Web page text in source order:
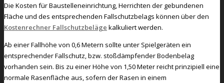
Die Kosten für Baustelleneinrichtung, Herrichten der gebundenen
Fläche und des entsprechenden Fallschutzbelags können über den
Kostenrechner Fallschutzbeläge kalkuliert werden.
Ab einer Fallhöhe von 0,6 Metern sollte unter Spielgeräten ein
entsprechender Fallschutz, bzw. stoßdämpfender Bodenbelag
vorhanden sein. Bis zu einer Höhe von 1,50 Meter reicht prinzipiell eine
normale Rasenfläche aus, sofern der Rasen in einem